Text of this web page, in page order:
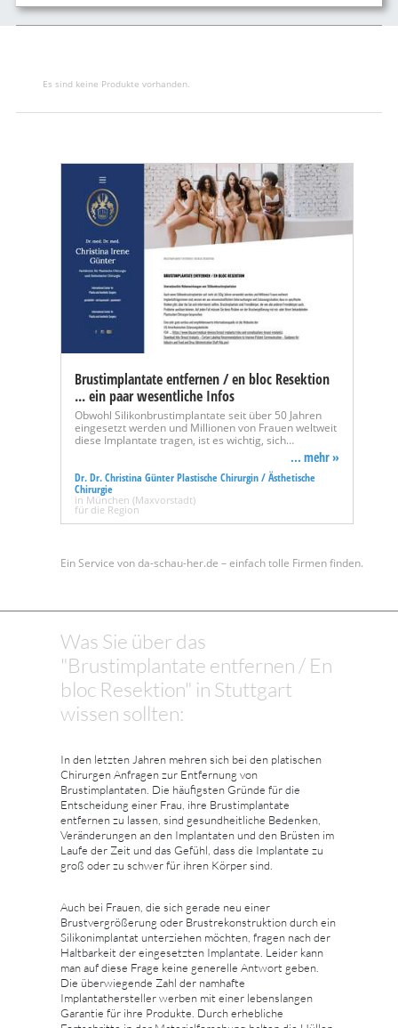
Es sind keine Produkte vorhanden.
Brustimplantate entfernen / en bloc Resektion
... ein paar wesentliche Infos
Obwohl Silikonbrustimplantate seit über 50 Jahren
eingesetzt werden und Millionen von Frauen weltweit
diese Implantate tragen, ist es wichtig, sich…
... mehr »
Dr. Dr. Christina Günter Plastische Chirurgin / Ästhetische
Chirurgie
in München (Maxvorstadt)
für die Region
Ein Service von da-schau-her.de – einfach tolle Firmen finden.
Was Sie über das
"Brustimplantate entfernen / En
bloc Resektion" in Stuttgart
wissen sollten:
In den letzten Jahren mehren sich bei den platischen
Chirurgen Anfragen zur Entfernung von
Brustimplantaten. Die häufigsten Gründe für die
Entscheidung einer Frau, ihre Brustimplantate
entfernen zu lassen, sind gesundheitliche Bedenken,
Veränderungen an den Implantaten und den Brüsten im
Laufe der Zeit und das Gefühl, dass die Implantate zu
groß oder zu schwer für ihren Körper sind.
Auch bei Frauen, die sich gerade neu einer
Brustvergrößerung oder Brustrekonstruktion durch ein
Silikonimplantat unterziehen möchten, fragen nach der
Haltbarkeit der eingesetzten Implantate. Leider kann
man auf diese Frage keine generelle Antwort geben.
Die überwiegende Zahl der namhafte
Implantathersteller werben mit einer lebenslangen
Garantie für ihre Produkte. Durch erhebliche